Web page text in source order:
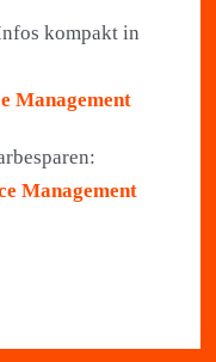
kompakt in
Management
Management